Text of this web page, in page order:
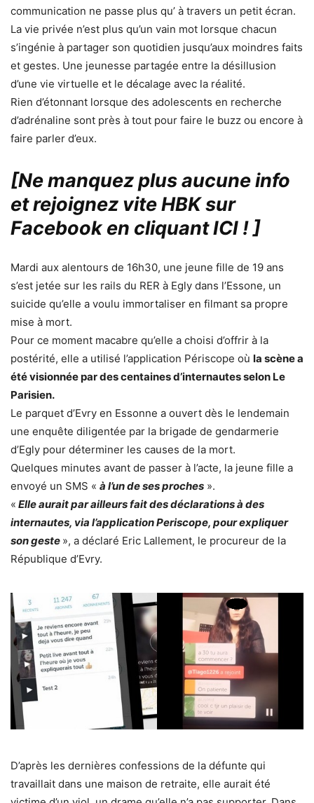
communication ne passe plus qu’ à travers un petit écran.
La vie privée n’est plus qu’un vain mot lorsque chacun
s’ingénie à partager son quotidien jusqu’aux moindres faits
et gestes. Une jeunesse partagée entre la désillusion
d’une vie virtuelle et le décalage avec la réalité.
Rien d’étonnant lorsque des adolescents en recherche
d’adrénaline sont près à tout pour faire le buzz ou encore à
faire parler d’eux.
[Ne manquez plus aucune info
et rejoignez vite HBK sur
Facebook en cliquant ICI !]
Mardi aux alentours de 16h30, une jeune fille de 19 ans
s’est jetée sur les rails du RER à Egly dans l’Essone, un
suicide qu’elle a voulu immortaliser en filmant sa propre
mise à mort.
Pour ce moment macabre qu’elle a choisi d’offrir à la
postérité, elle a utilisé l’application Périscope où la scène a
été visionnée par des centaines d’internautes selon Le
Parisien.
Le parquet d’Evry en Essonne a ouvert dès le lendemain
une enquête diligentée par la brigade de gendarmerie
d’Egly pour déterminer les causes de la mort.
Quelques minutes avant de passer à l’acte, la jeune fille a
envoyé un SMS « à l’un de ses proches ».
« Elle aurait par ailleurs fait des déclarations à des
internautes, via l’application Periscope, pour expliquer
son geste », a déclaré Eric Lallement, le procureur de la
République d’Evry.
D’après les dernières confessions de la défunte qui
travaillait dans une maison de retraite, elle aurait été